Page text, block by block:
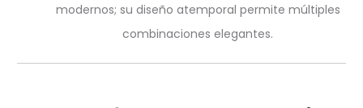
modernos; su diseño atemporal permite múltiples
combinaciones elegantes.